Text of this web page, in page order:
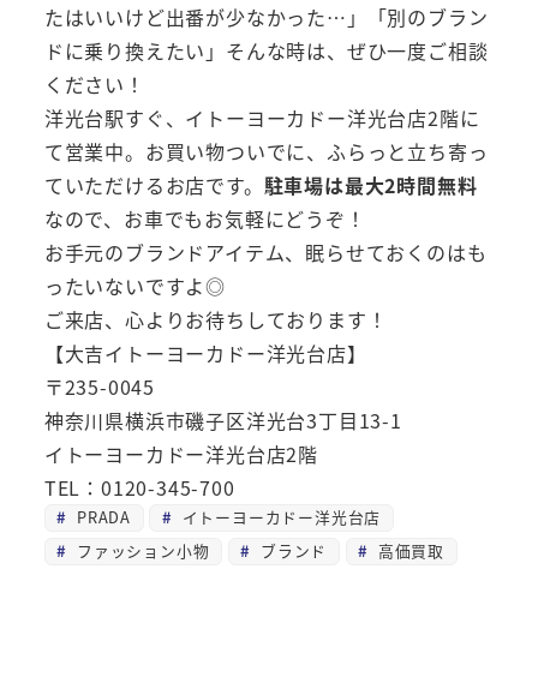
たはいいけど出番が少なかった…」「別のブラン
ドに乗り換えたい」そんな時は、ぜひ一度ご相談
ください！
洋光台駅すぐ、イトーヨーカドー洋光台店2階に
て営業中。お買い物ついでに、ふらっと立ち寄っ
ていただけるお店です。 駐車場は最大2時間無料
なので、お車でもお気軽にどうぞ！
お手元のブランドアイテム、眠らせておくのはも
ったいないですよ◎
ご来店、心よりお待ちしております！
【大吉イトーヨーカドー洋光台店】
〒235-0045
神奈川県横浜市磯子区洋光台3丁目13-1
イトーヨーカドー洋光台店2階
TEL：0120-345-700
PRADA
イトーヨーカドー洋光台店
ファッション小物
ブランド 高価買取